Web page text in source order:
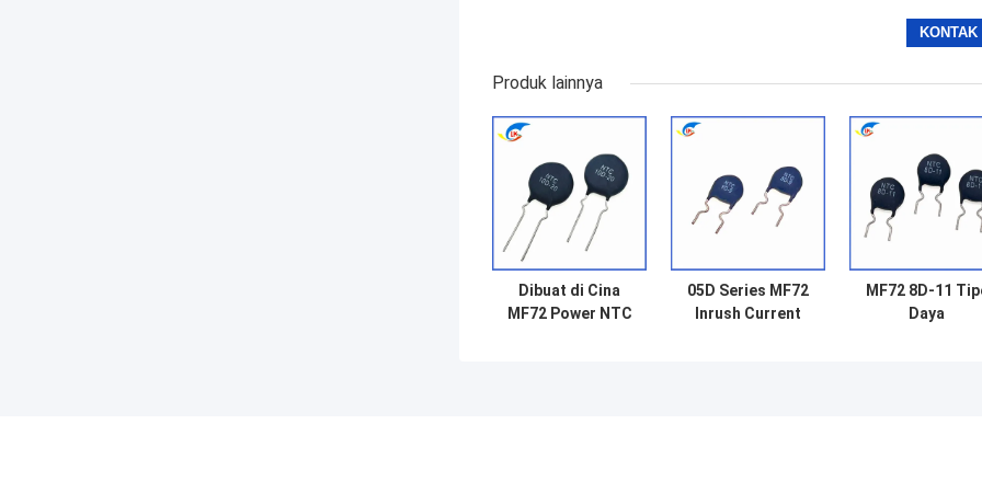
Produk lainnya
Dibuat di Cina
MF72 Power NTC
05D Series MF72
Inrush Current
MF72 8D-11
Daya